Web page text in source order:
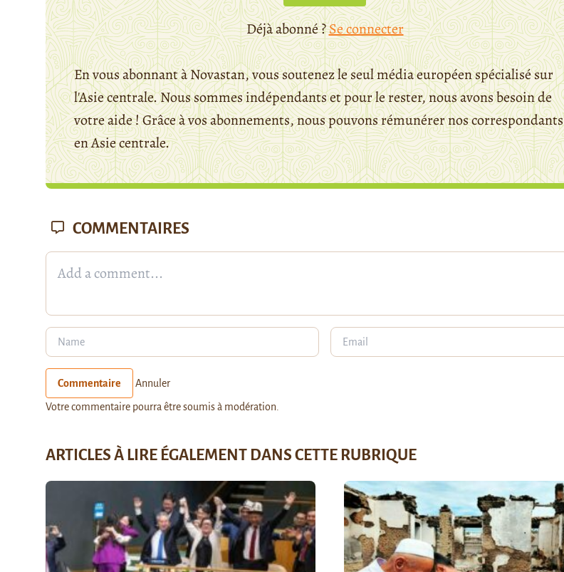
Déjà abonné ?Se connecter
En vous abonnant à Novastan, vous soutenez le seul média européen spécialisé sur
l'Asie centrale. Nous sommes indépendants et pour le rester, nous avons besoin de
votre aide ! Grâce à vos abonnements, nous pouvons rémunérer nos correspondants
en Asie centrale.
COMMENTAIRES
Commentaire Annuler
Votre commentaire pourra être soumis à modération.
ARTICLES À LIRE ÉGALEMENT DANS CETTE RUBRIQUE